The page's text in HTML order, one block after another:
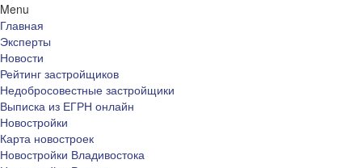
Menu
Главная
Эксперты
Новости
Рейтинг застройщиков
Недобросовестные застройщики
Выписка из ЕГРН онлайн
Новостройки
Карта новостроек
Новостройки Владивостока